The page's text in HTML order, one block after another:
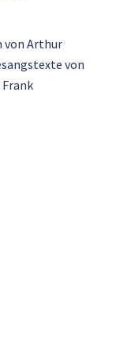
von Arthur
von
Frank